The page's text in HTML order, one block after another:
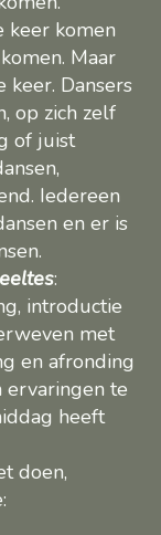
keer komen
Maar
Dansers
op zich zelf
of juist
Iedereen
en er is
:
introductie
met
en afronding
te
heeft
doen,